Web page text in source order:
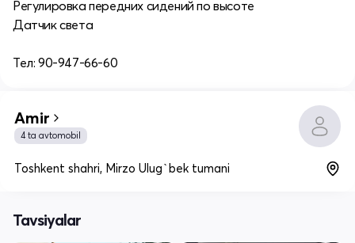
Регулировка передних сидений по высоте
Датчик света
Тел: 90-947-66-60
Amir
4 ta avtomobil
Toshkent shahri, Mirzo Ulug`bek tumani
Tavsiyalar